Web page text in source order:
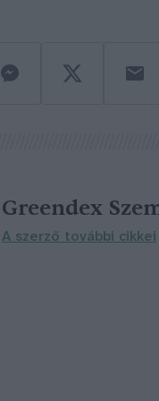
Greendex
A szerző további cikkei